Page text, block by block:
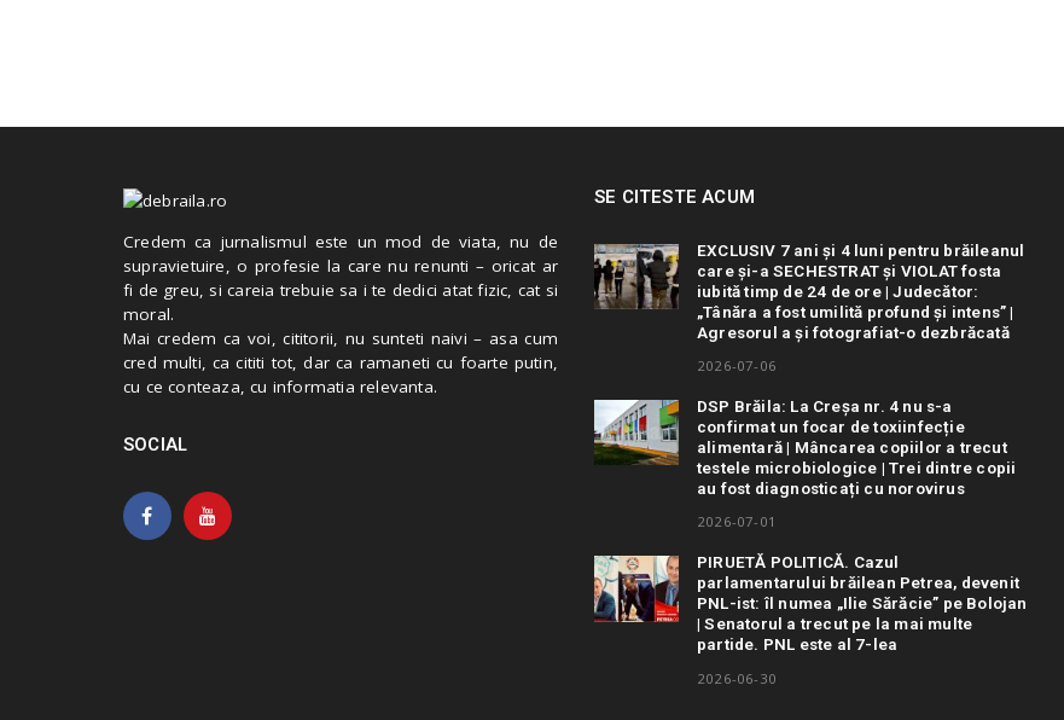
Credem ca jurnalismul este un mod de viata, nu de
supravietuire, o profesie la care nu renunti – oricat ar
fi de greu, si careia trebuie sa i te dedici atat fizic, cat si
moral.
Mai credem ca voi, cititorii, nu sunteti naivi – asa cum
cred multi, ca cititi tot, dar ca ramaneti cu foarte putin,
cu ce conteaza, cu informatia relevanta.
SOCIAL
SE CITESTE ACUM
EXCLUSIV 7 ani și 4 luni pentru brăileanul
care și-a SECHESTRAT și VIOLAT fosta
iubită timp de 24 de ore | Judecător:
„Tânăra a fost umilită profund și intens” |
Agresorul a și fotografiat-o dezbrăcată
2026-07-06
DSP Brăila: La Creșa nr. 4 nu s-a
confirmat un focar de toxiinfecție
alimentară | Mâncarea copiilor a trecut
testele microbiologice | Trei dintre copii
au fost diagnosticați cu norovirus
2026-07-01
PIRUETĂ POLITICĂ. Cazul
parlamentarului brăilean Petrea, devenit
PNL-ist: îl numea „Ilie Sărăcie” pe Bolojan
| Senatorul a trecut pe la mai multe
partide. PNL este al 7-lea
2026-06-30